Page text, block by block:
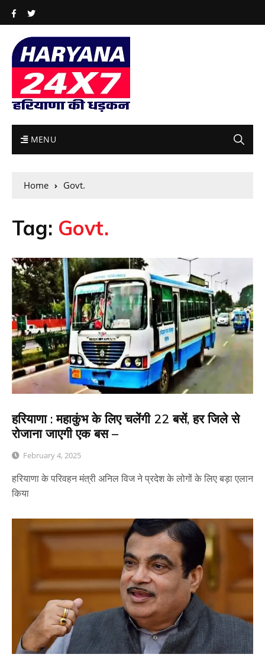
MENU
Home Govt.
Tag: Govt.
हरियाणा : महाकुंभ के लिए चलेंगी 22 बसें, हर जिले से
रोजाना जाएगी एक बस –
February 4, 2025
हरियाणा के परिवहन मंत्री अनिल विज ने प्रदेश के लोगों के लिए बड़ा एलान
किया